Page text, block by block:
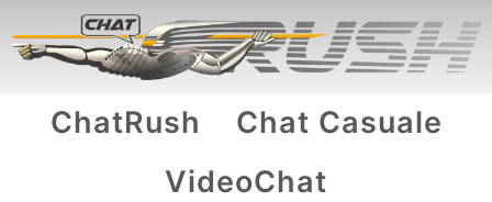
ChatRush
Chat Casuale
VideoChat